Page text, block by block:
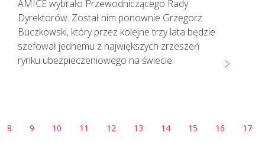
AMICE wybrało Przewodniczącego Rady
Dyrektorów. Został nim ponownie Grzegorz
Buczkowski, który przez kolejne trzy lata będzie
szefował jednemu z największych zrzeszeń
rynku ubezpieczeniowego na świecie.
8 9 10 11 12 13 14 15 16 17